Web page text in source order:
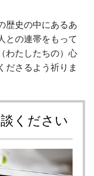
歴史の中にあるあ
との連帯をもって
わたしたちの）⼼
ださるよう祈りま
ください